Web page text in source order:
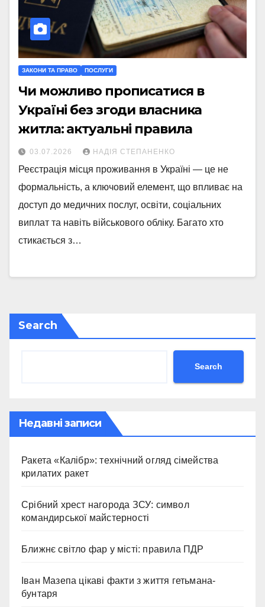
ЗАКОНИ ТА ПРАВО ПОСЛУГИ
Чи можливо прописатися в
Україні без згоди власника
житла: актуальні правила
03.07.2026 НАДІЯ СТЕПАНЕНКО
Реєстрація місця проживання в Україні — це не
формальність, а ключовий елемент, що впливає на
доступ до медичних послуг, освіти, соціальних
виплат та навіть військового обліку. Багато хто
стикається з…
Search
Search
Недавні записи
Ракета «Калібр»: технічний огляд сімейства
крилатих ракет
Срібний хрест нагорода ЗСУ: символ
командирської майстерності
Ближнє світло фар у місті: правила ПДР
Іван Мазепа цікаві факти з життя гетьмана-
бунтаря